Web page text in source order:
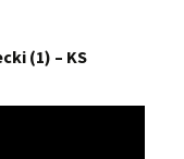
(1) – KS